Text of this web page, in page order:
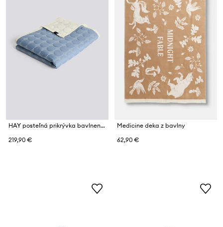
HAY posteľná prikrývka bavlnená 235 x 245 cm
219,90 €
Medicine deka z bavlny
62,90 €